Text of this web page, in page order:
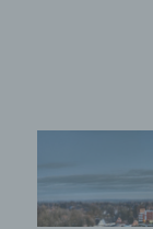
MP
Training